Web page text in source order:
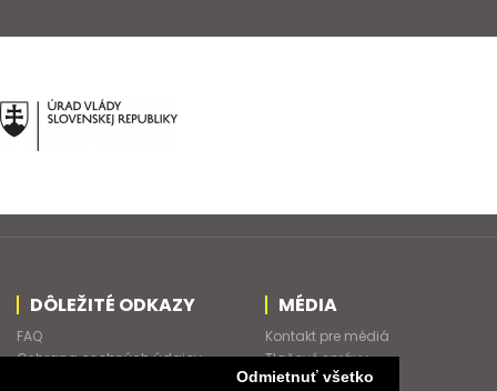
Odmietnuť všetko
DÔLEŽITÉ ODKAZY
FAQ
Ochrana osobných údajov
MÉDIA
Kontakt pre médiá
Tlačové správy
Napísali o nás